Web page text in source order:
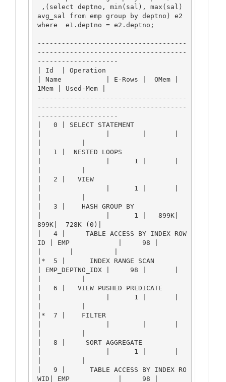
avg_sal from emp group by deptno) e2
where  e1.deptno = e2.deptno;
-------------------------------------
-------------------------------------
--------------------
| Id  | Operation
| Name           | E-Rows |  OMem |
1Mem | Used-Mem |
-------------------------------------
-------------------------------------
--------------------
|   0 | SELECT STATEMENT
|   1 |  NESTED LOOPS
|                |      1 |       |
|   2 |   VIEW
|                |      1 |       |
|   3 |    HASH GROUP BY
|                |      1 |   899K|
899K|  728K (0)|
|   4 |     TABLE ACCESS BY INDEX ROW
ID | EMP            |     98 |
|*  5 |      INDEX RANGE SCAN
| EMP_DEPTNO_IDX |     98 |       |
|   6 |   VIEW PUSHED PREDICATE
|                |      1 |       |
|*  7 |    FILTER
|   8 |     SORT AGGREGATE
|                |      1 |       |
|   9 |      TABLE ACCESS BY INDEX RO
WID| EMP            |     98 |